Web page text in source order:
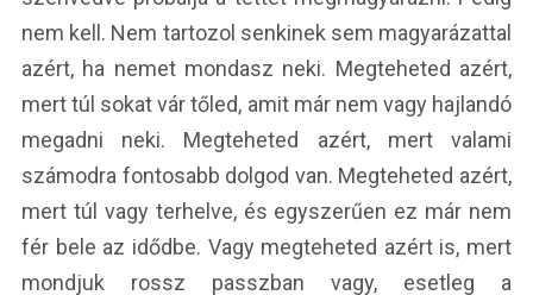
nem kell. Nem tartozol senkinek sem magyarázattal
azért, ha nemet mondasz neki. Megteheted azért,
mert túl sokat vár tőled, amit már nem vagy hajlandó
megadni neki. Megteheted azért, mert valami
számodra fontosabb dolgod van. Megteheted azért,
mert túl vagy terhelve, és egyszerűen ez már nem
fér bele az idődbe. Vagy megteheted azért is, mert
mondjuk rossz passzban vagy, esetleg a